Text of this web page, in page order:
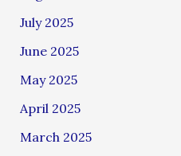
July 2025
June 2025
May 2025
April 2025
March 2025